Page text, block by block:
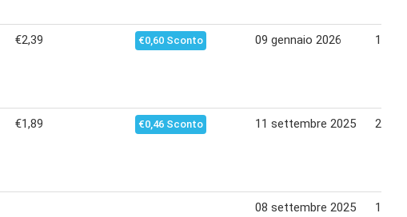
€2,39 €0,60 Sconto 09 gennaio 2026 18
€1,89 €0,46 Sconto 11 settembre 2025 21
08 settembre 2025 14